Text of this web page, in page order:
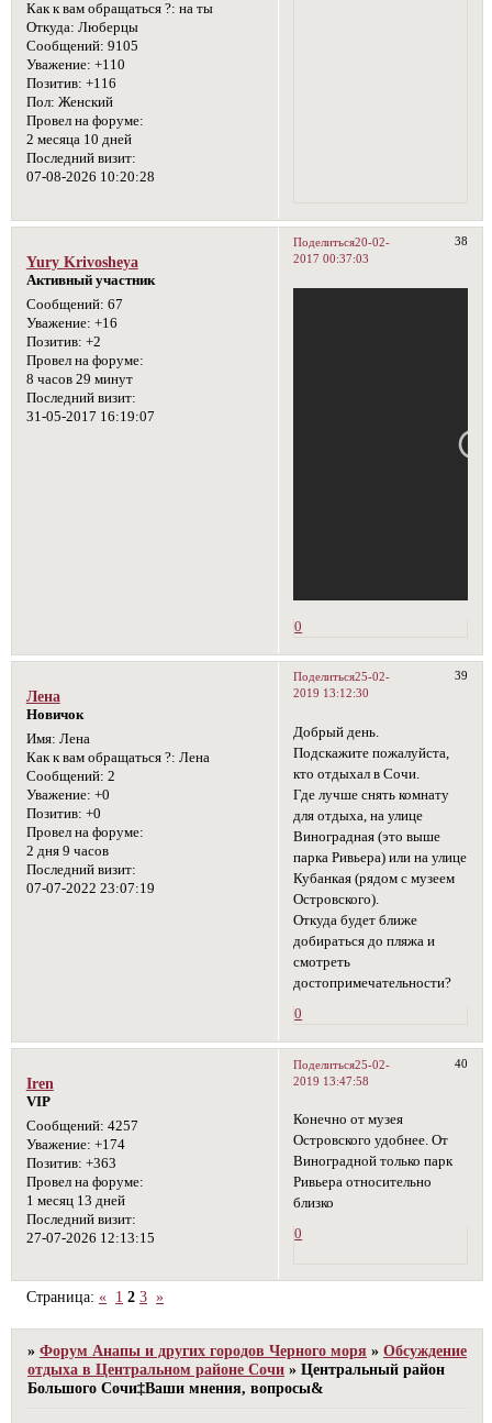
Как к вам обращаться ?: на ты
Откуда: Люберцы
Сообщений: 9105
Уважение: +110
Позитив: +116
Пол: Женский
Провел на форуме:
2 месяца 10 дней
Последний визит:
07-08-2026 10:20:28
Поделиться 38
20-02-
2017 00:37:03
Yury Krivosheya
Активный участник
Сообщений: 67
Уважение: +16
Позитив: +2
Провел на форуме:
8 часов 29 минут
Последний визит:
31-05-2017 16:19:07
0
Поделиться 39
25-02-
2019 13:12:30
Лена
Новичок
Имя: Лена
Как к вам обращаться ?: Лена
Сообщений: 2
Уважение: +0
Позитив: +0
Провел на форуме:
2 дня 9 часов
Последний визит:
07-07-2022 23:07:19
Добрый день.
Подскажите пожалуйста,
кто отдыхал в Сочи.
Где лучше снять комнату
для отдыха, на улице
Виноградная (это выше
парка Ривьера) или на улице
Кубанкая (рядом с музеем
Островского).
Откуда будет ближе
добираться до пляжа и
смотреть
достопримечательности?
0
Поделиться 40
25-02-
2019 13:47:58
Iren
VIP
Сообщений: 4257
Уважение: +174
Позитив: +363
Провел на форуме:
1 месяц 13 дней
Последний визит:
27-07-2026 12:13:15
Конечно от музея
Островского удобнее. От
Виноградной только парк
Ривьера относительно
близко
0
Страница:« 1 2 3 »
»Форум Анапы и других городов Черного моря »Обсуждение
отдыха в Центральном районе Сочи »Центральный район
Большого Сочи‡Ваши мнения, вопросы&